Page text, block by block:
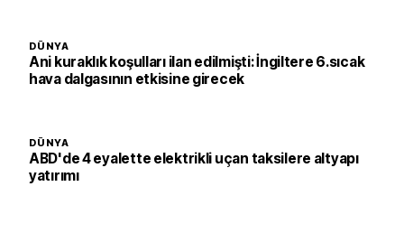
DÜNYA
Ani kuraklık koşulları ilan edilmişti: İngiltere 6.sıcak
hava dalgasının etkisine girecek
DÜNYA
ABD'de 4 eyalette elektrikli uçan taksilere altyapı
yatırımı